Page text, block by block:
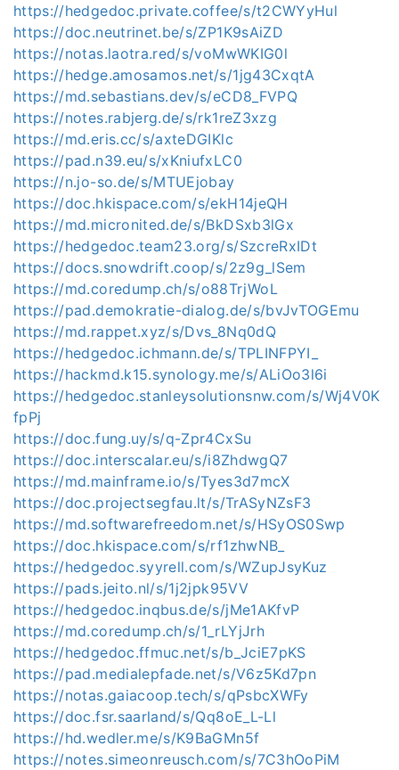
https://hedgedoc.private.coffee/s/t2CWYyHul
https://doc.neutrinet.be/s/ZP1K9sAiZD
https://notas.laotra.red/s/voMwWKIG0l
https://hedge.amosamos.net/s/1jg43CxqtA
https://md.sebastians.dev/s/eCD8_FVPQ
https://notes.rabjerg.de/s/rk1reZ3xzg
https://md.eris.cc/s/axteDGIKlc
https://pad.n39.eu/s/xKniufxLC0
https://n.jo-so.de/s/MTUEjobay
https://doc.hkispace.com/s/ekH14jeQH
https://md.micronited.de/s/BkDSxb3lGx
https://hedgedoc.team23.org/s/SzcreRxIDt
https://docs.snowdrift.coop/s/2z9g_lSem
https://md.coredump.ch/s/o88TrjWoL
https://pad.demokratie-dialog.de/s/bvJvTOGEmu
https://md.rappet.xyz/s/Dvs_8Nq0dQ
https://hedgedoc.ichmann.de/s/TPLINFPYI_
https://hackmd.k15.synology.me/s/ALiOo3l6i
https://hedgedoc.stanleysolutionsnw.com/s/Wj4V0K
fpPj
https://doc.fung.uy/s/q-Zpr4CxSu
https://doc.interscalar.eu/s/i8ZhdwgQ7
https://md.mainframe.io/s/Tyes3d7mcX
https://doc.projectsegfau.lt/s/TrASyNZsF3
https://md.softwarefreedom.net/s/HSyOS0Swp
https://doc.hkispace.com/s/rf1zhwNB_
https://hedgedoc.syyrell.com/s/WZupJsyKuz
https://pads.jeito.nl/s/1j2jpk95VV
https://hedgedoc.inqbus.de/s/jMe1AKfvP
https://md.coredump.ch/s/1_rLYjJrh
https://hedgedoc.ffmuc.net/s/b_JciE7pKS
https://pad.medialepfade.net/s/V6z5Kd7pn
https://notas.gaiacoop.tech/s/qPsbcXWFy
https://doc.fsr.saarland/s/Qq8oE_L-Ll
https://hd.wedler.me/s/K9BaGMn5f
https://notes.simeonreusch.com/s/7C3hOoPiM